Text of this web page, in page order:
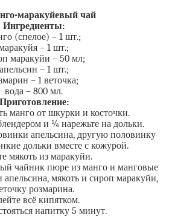
маракуйевый чай
Ингредиенты:
(спелое) – 1 шт.;
– 1 шт.;
маракуйи – 50 мл;
апельсин – 1 шт.;
– 1 веточка;
вода – 800 мл.
Приготовление:
манго от шкурки и косточки.
и ¼ нарежьте на дольки.
апельсина, другую половинку
дольки вместе с кожурой.
мякоть из маракуйи.
чайник пюре из манго и манговые
мякоть и сироп маракуйи,
розмарина.
всё кипятком.
напитку 5 минут.